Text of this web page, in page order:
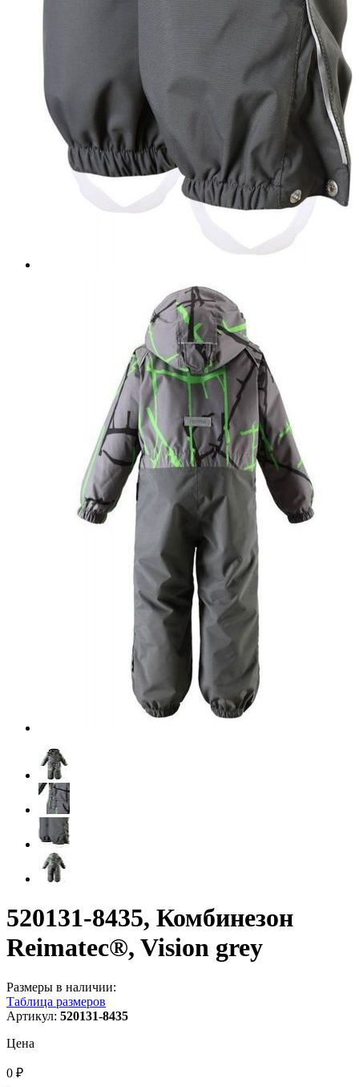
520131-8435, Комбинезон
Reimatec®, Vision grey
Размеры в наличии:
Таблица размеров
Артикул: 520131-8435
Цена
0 ₽